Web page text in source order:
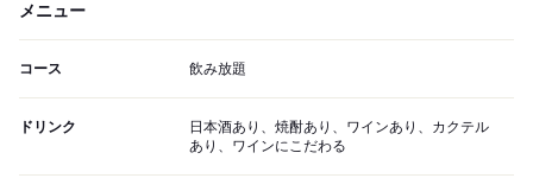
メニュー
コース 飲み放題
ドリンク
日本酒あり、焼酎あり、ワインあり、カクテル
あり、ワインにこだわる